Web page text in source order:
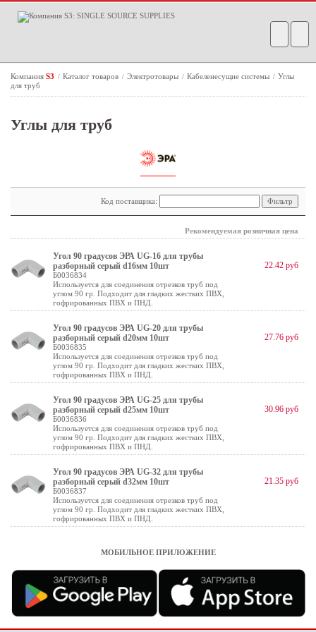
Компания S3 / Каталог товаров / Электротовары / Кабеленесущие системы / Углы
для труб
Углы для труб
Код поставщика:
Рекомендуемая розничная цена
Угол 90 градусов ЭРА UG-16 для трубы
разборный серый d16мм 10шт
Б0036834
Используется для соединения отрезков труб под
углом 90 гр. Подходит для гладких жестких ПВХ,
гофрированных ПВХ и ПНД.
22.42 руб
Угол 90 градусов ЭРА UG-20 для трубы
разборный серый d20мм 10шт
Б0036835
Используется для соединения отрезков труб под
углом 90 гр. Подходит для гладких жестких ПВХ,
гофрированных ПВХ и ПНД.
27.76 руб
Угол 90 градусов ЭРА UG-25 для трубы
разборный серый d25мм 10шт
Б0036836
Используется для соединения отрезков труб под
углом 90 гр. Подходит для гладких жестких ПВХ,
гофрированных ПВХ и ПНД.
30.96 руб
Угол 90 градусов ЭРА UG-32 для трубы
разборный серый d32мм 10шт
Б0036837
Используется для соединения отрезков труб под
углом 90 гр. Подходит для гладких жестких ПВХ,
гофрированных ПВХ и ПНД.
21.35 руб
МОБИЛЬНОЕ ПРИЛОЖЕНИЕ